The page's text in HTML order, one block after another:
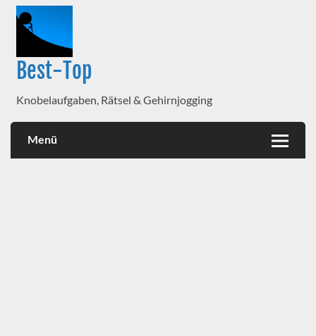
Best-Top
Knobelaufgaben, Rätsel & Gehirnjogging
Menü